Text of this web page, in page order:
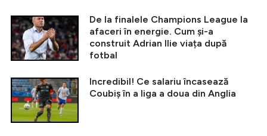
De la finalele Champions League la
afaceri în energie. Cum și-a
construit Adrian Ilie viața după
fotbal
Incredibil! Ce salariu încasează
Coubiș în a liga a doua din Anglia